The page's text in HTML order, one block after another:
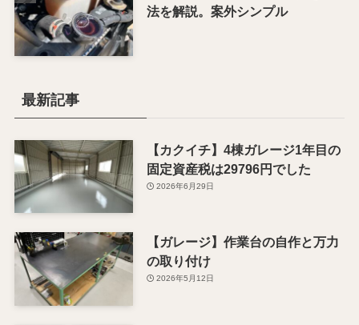
法を解説。案外シンプル
最新記事
【カクイチ】4棟ガレージ1年目の
固定資産税は29796円でした
2026年6月29日
【ガレージ】作業台の自作と万力
の取り付け
2026年5月12日